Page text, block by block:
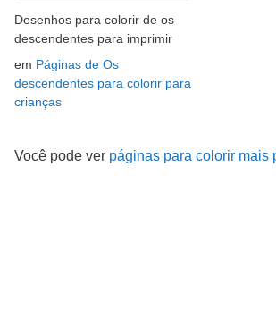
Desenhos para colorir de os
descendentes para imprimir
em Páginas de Os
descendentes para colorir para
crianças
Você pode ver páginas para colorir